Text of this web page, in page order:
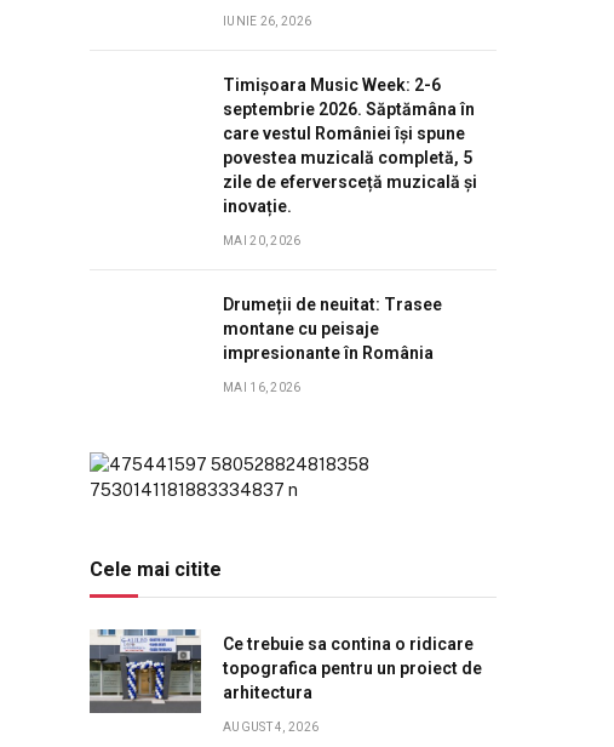
IUNIE 26, 2026
Timișoara Music Week: 2-6
septembrie 2026. Săptămâna în
care vestul României își spune
povestea muzicală completă, 5
zile de eferversceță muzicală și
inovație.
MAI 20, 2026
Drumeții de neuitat: Trasee
montane cu peisaje
impresionante în România
MAI 16, 2026
Cele mai citite
Ce trebuie sa contina o ridicare
topografica pentru un proiect de
arhitectura
AUGUST 4, 2026